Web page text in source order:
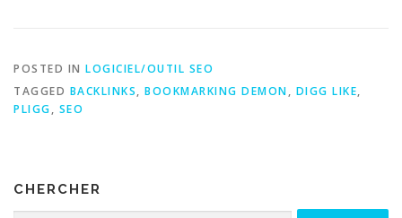
POSTED IN LOGICIEL/OUTIL SEO
TAGGED BACKLINKS, BOOKMARKING DEMON, DIGG LIKE,
PLIGG, SEO
CHERCHER